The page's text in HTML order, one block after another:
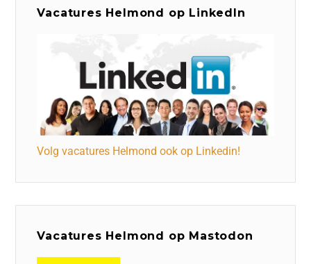
Vacatures Helmond op LinkedIn
Volg vacatures Helmond ook op Linkedin!
Vacatures Helmond op Mastodon